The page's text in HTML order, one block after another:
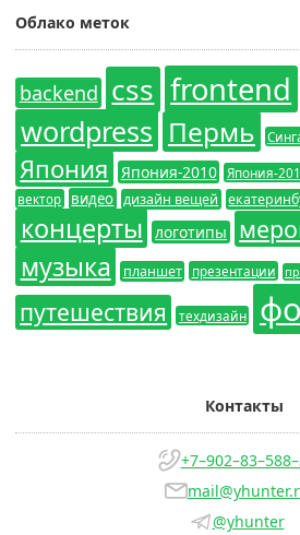
Облако меток
backend css frontend
wordpress Пермь
Япония Япония-2010 Япония-
вектор
видео дизайн вещей
концерты логотипы
музыка планшет презентации
путешествия техдизайн
Контакты
@yhunter